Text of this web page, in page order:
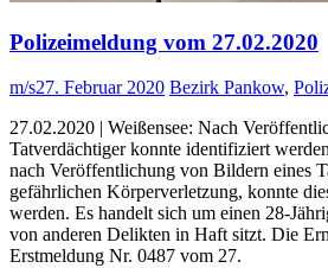
Polizeimeldung vom 27.02.2020
m/s27. Februar 2020 Bezirk Pankow,
27.02.2020 | Weißensee: Nach
Tatverdächtiger konnte identifiziert
nach Veröffentlichung von Bildern eines
gefährlichen Körperverletzung, konnte
werden. Es handelt sich um einen 28-
von anderen Delikten in Haft sitzt. Die
Erstmeldung Nr. 0487 vom 27.